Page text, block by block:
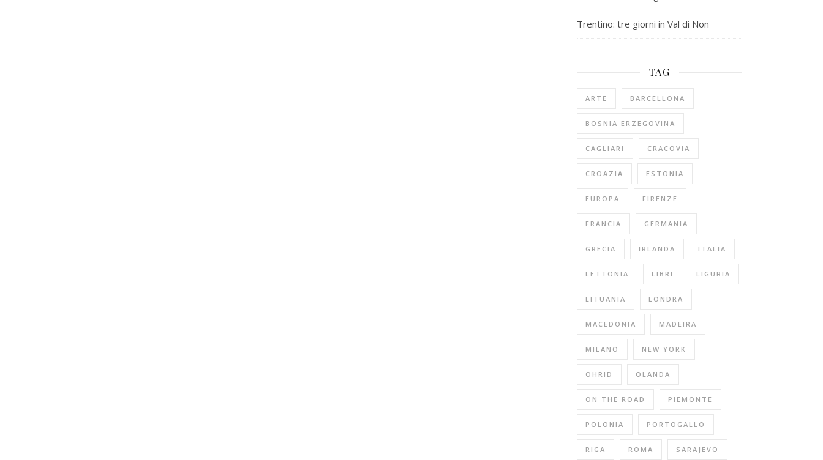
Trentino: tre giorni in Val di Non
TAG
ARTE BARCELLONA
BOSNIA ERZEGOVINA
CAGLIARI CRACOVIA
CROAZIA ESTONIA
EUROPA FIRENZE
FRANCIA GERMANIA
GRECIA IRLANDA ITALIA
LETTONIA LIBRI LIGURIA
LITUANIA LONDRA
MACEDONIA MADEIRA
MILANO NEW YORK
OHRID OLANDA
ON THE ROAD PIEMONTE
POLONIA PORTOGALLO
RIGA ROMA SARAJEVO